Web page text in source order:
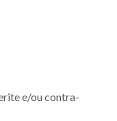
e/ou contra-